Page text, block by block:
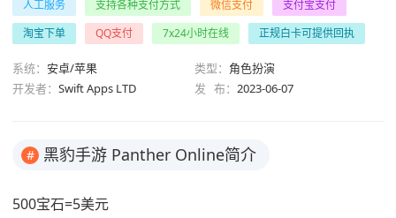
人工服务 支持各种支付方式 微信支付
支付宝支付
淘宝下单
QQ支付 7x24小时在线 正规白卡可提供回执
系统： 安卓/苹果 类型： 角色扮演
开发者： Swift Apps LTD 发 布： 2023-06-07
# 黑豹手游 Panther Online简介
500宝石=5美元